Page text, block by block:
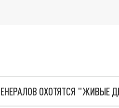
ОХОТЯТСЯ "ЖИВЫЕ